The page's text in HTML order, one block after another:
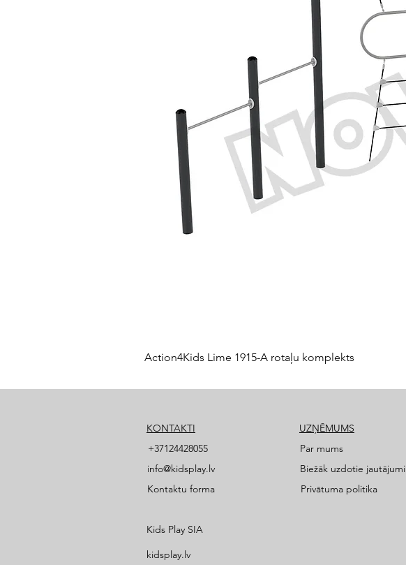
Action4Kids Lime 1915-A rotaļu komplekts
KONTAKTI
+37124428055
info@kidsplay.lv
Kontaktu forma
UZŅĒMUMS
Par mums
Biežāk uzdotie jautājumi
Privātuma politika
Kids Play SIA
kidsplay.lv